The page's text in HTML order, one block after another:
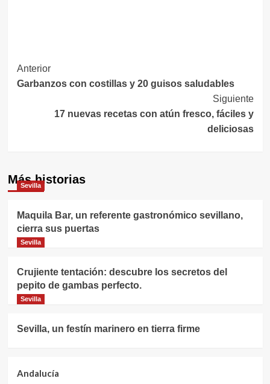
Navegación
de
entradas
Anterior
Garbanzos con costillas y 20 guisos saludables
Siguiente
17 nuevas recetas con atún fresco, fáciles y
deliciosas
Más historias
Sevilla
Maquila Bar, un referente gastronómico sevillano,
cierra sus puertas
Sevilla
Crujiente tentación: descubre los secretos del
pepito de gambas perfecto.
Sevilla
Sevilla, un festín marinero en tierra firme
Andalucía